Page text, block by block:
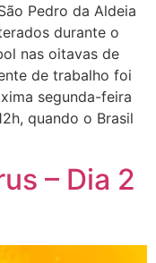
Pedro da Aldeia
durante o
nas oitavas de
de trabalho foi
segunda-feira
quando o Brasil
– Dia 2